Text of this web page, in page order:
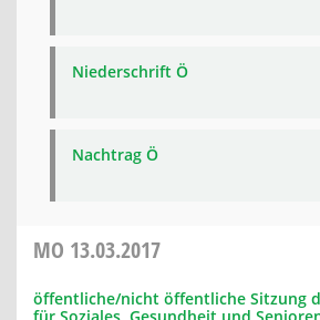
Niederschrift Ö
Nachtrag Ö
MO 13.03.2017
öffentliche/nicht öffentliche Sitzung